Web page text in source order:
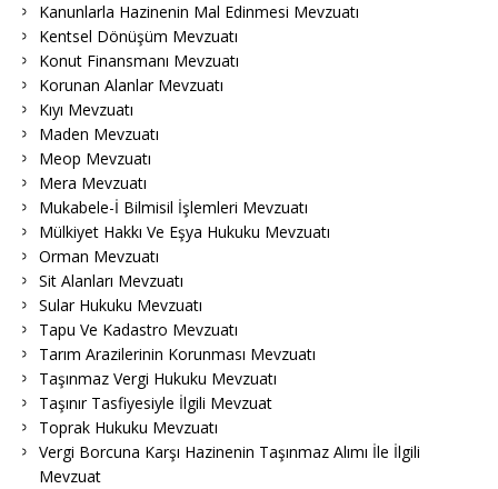
Kanunlarla Hazinenin Mal Edinmesi Mevzuatı
Kentsel Dönüşüm Mevzuatı
Konut Finansmanı Mevzuatı
Korunan Alanlar Mevzuatı
Kıyı Mevzuatı
Maden Mevzuatı
Meop Mevzuatı
Mera Mevzuatı
Mukabele-İ Bilmisil İşlemleri Mevzuatı
Mülkiyet Hakkı Ve Eşya Hukuku Mevzuatı
Orman Mevzuatı
Sit Alanları Mevzuatı
Sular Hukuku Mevzuatı
Tapu Ve Kadastro Mevzuatı
Tarım Arazilerinin Korunması Mevzuatı
Taşınmaz Vergi Hukuku Mevzuatı
Taşınır Tasfiyesiyle İlgili Mevzuat
Toprak Hukuku Mevzuatı
Vergi Borcuna Karşı Hazinenin Taşınmaz Alımı İle İlgili
Mevzuat